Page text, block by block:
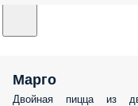
Марго
Двойная пицца из двух